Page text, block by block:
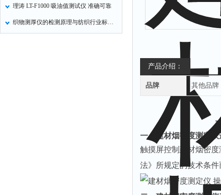
理涛 LT-F1000 吸油值测试仪 准确可靠
织物测厚仪的检测原理与纺织行业标准化应用
产品介绍：
品牌 其他品牌
一、建材烟密度测定
触摸屏控制建材烟密
法》所规定的技术条